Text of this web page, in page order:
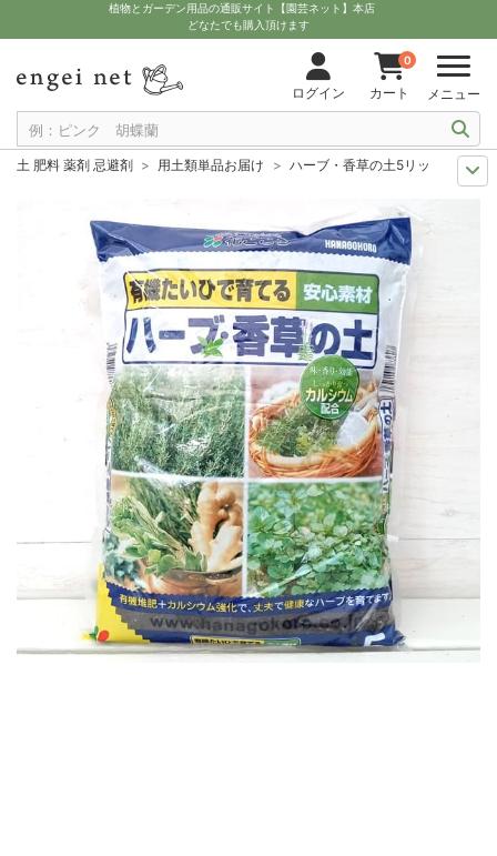
植物とガーデン用品の通販サイト【園芸ネット】本店
どなたでも購入頂けます
ログイン
0
カート メニュー
土 肥料 薬剤 忌避剤 用土類単品お届け
ハーブ・香草の土5リットル入り
12月上中旬予約
グッズ・資材
ハーブ・香草の土5リットル入り（培養土
10月中下旬予約
グッズ・資材 ハーブ・香草の土5リットル入り（培養土